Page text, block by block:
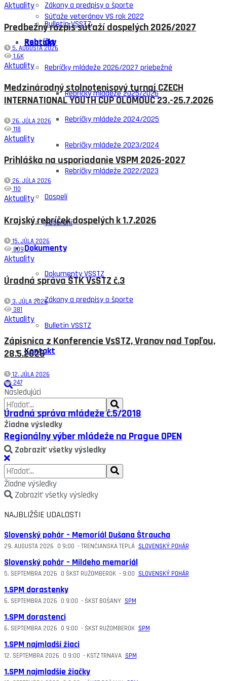
Zákony a predpisy o športe
Bulletin VSSTZ
Kontakt
Súťaže veteránov VS rok 2022
Rebríčky
Rebríčky mládeže 2026/2027 priebežné
Rebríčky mládeže 2025/2026
Rebríčky mládeže 2024/2025
Rebríčky mládeže 2023/2024
Rebríčky mládeže 2022/2023
Dospelí
Veteráni
Dokumenty
Dokumenty VSSTZ
Zákony a predpisy o športe
Bulletin VSSTZ
Kontakt
Žiadne výsledky
Zobraziť všetky výsledky
Aktuality
Predbežný rozpis súťaží dospelých 2026/2027
5. AUGUSTA 2026
1.6K
Aktuality
Medzinárodný stolnotenisový turnaj CZECH
INTERNATIONAL YOUTH CUP OLOMOUC 23.-25.7.2026
26. JÚLA 2026
118
Aktuality
Prihláška na usporiadanie VSPM 2026-2027
26. JÚLA 2026
110
Aktuality
Krajský rebríček dospelých k 1.7.2026
15. JÚLA 2026
809
Aktuality
Úradná správa ŠTK VsSTZ č.3
3. JÚLA 2026
381
Aktuality
Zápisnica z Konferencie VsSTZ, Vranov nad Topľou,
28.5.2026
12. JÚLA 2026
247
Nasledujúci
Úradná správa mládeže č.5/2018
Regionálny výber mládeže na Prague OPEN
Žiadne výsledky
Zobraziť všetky výsledky
NAJBLIŽŠIE UDALOSTI
Slovenský pohár – Memoriál Dušana Štraucha
29. AUGUSTA 2026 O 9:00 -TRENČIANSKA TEPLÁ SLOVENSKÝ POHÁR
Slovenský pohár – Mildeho memoriál
5. SEPTEMBRA 2026 O ŠKST RUŽOMBEROK - 9:00 SLOVENSKÝ POHÁR
1.SPM dorastenky
6. SEPTEMBRA 2026 O 9:00 - ŠKST BOŠANY SPM
1.SPM dorastenci
6. SEPTEMBRA 2026 O 9:00 - ŠKST RUŽOMBEROK SPM
1.SPM najmladší žiaci
12. SEPTEMBRA 2026 O 9:00 - KSTZ TRNAVA SPM
1.SPM najmladšie žiačky